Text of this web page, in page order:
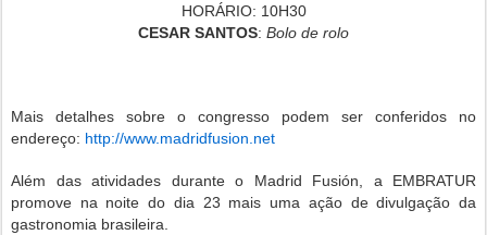
HORÁRIO: 10H30
CESAR SANTOS: Bolo de rolo
Mais detalhes sobre o congresso podem ser conferidos no
endereço: http://www.madridfusion.net
Além das atividades durante o Madrid Fusión, a EMBRATUR
promove na noite do dia 23 mais uma ação de divulgação da
gastronomia brasileira.